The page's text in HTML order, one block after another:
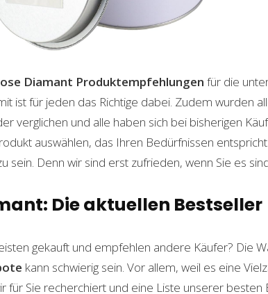
Diamant Produktempfehlungen für die
ist für jeden das Richtige dabei. Zudem wurden
verglichen und alle haben sich bei bisherigen
auswählen, das Ihren Bedürfnissen
sein. Denn wir sind erst zufrieden, wenn Sie es
Die aktuellen Bestseller
gekauft und empfehlen andere Käufer? Die
kann schwierig sein. Vor allem, weil es eine
für Sie recherchiert und eine Liste unserer besten